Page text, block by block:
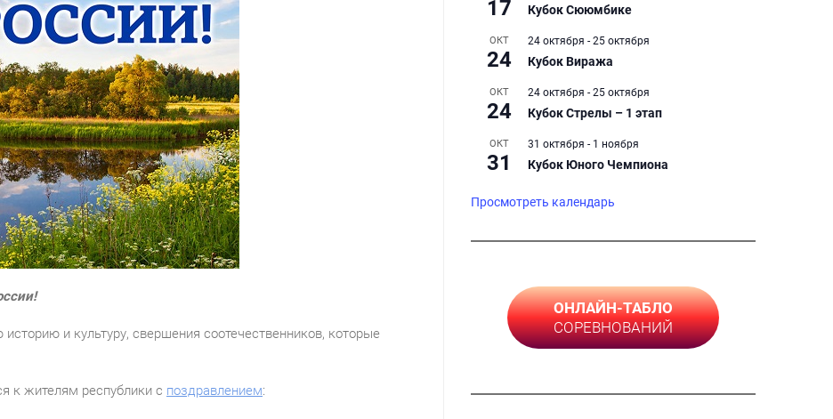
и культуру, свершения соотечественников, которые
к жителям республики с поздравлением:
17 Кубок Сююмбике
ОКТ
24
24 октября - 25 октября
Кубок Виража
ОКТ
24
24 октября - 25 октября
Кубок Стрелы – 1 этап
ОКТ
31
31 октября - 1 ноября
Кубок Юного Чемпиона
Просмотреть календарь
ОНЛАЙН-ТАБЛО
СОРЕВНОВАНИЙ